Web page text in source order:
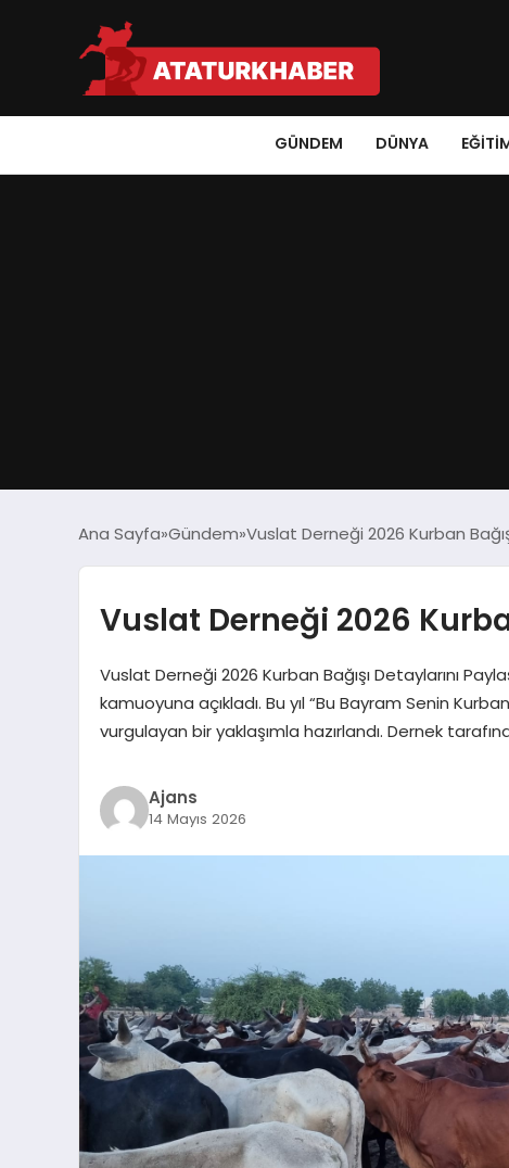
GÜNDEM DÜNYA
Ana Sayfa Gündem Vuslat Derneği 2026 Kurban
Vuslat Derneği 2026
Vuslat Derneği 2026 Kurban Bağışı Detaylarını
kamuoyuna açıkladı. Bu yıl “Bu Bayram Senin
vurgulayan bir yaklaşımla hazırlandı. Dernek
Ajans
14 Mayıs 2026